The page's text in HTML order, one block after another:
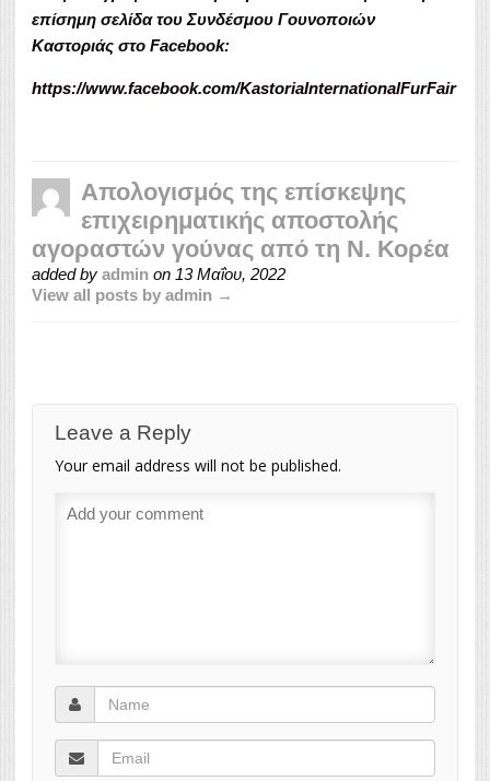
επίσημη σελίδα του Συνδέσμου Γουνοποιών
Καστοριάς στο Facebook:
https://www.facebook.com/KastoriaInternationalFurFair
Απολογισμός της επίσκεψης
επιχειρηματικής αποστολής
αγοραστών γούνας από τη Ν. Κορέα
added by admin on 13 Μαΐου, 2022
View all posts by admin →
Leave a Reply
Your email address will not be published.